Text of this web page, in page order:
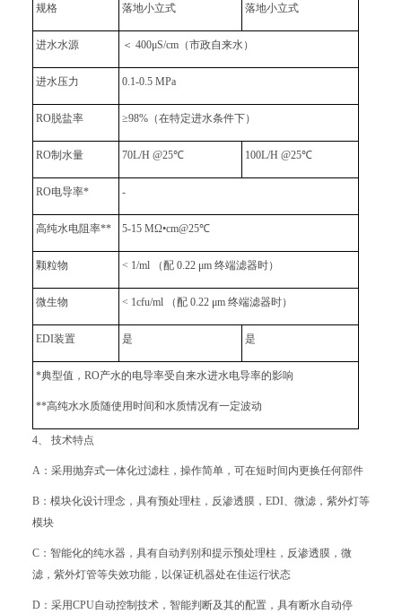
规格 落地小立式 落地小立式
进水水源 ＜ 400μS/cm（市政自来水）
进水压力 0.1-0.5 MPa
RO脱盐率 ≥98%（在特定进水条件下）
RO制水量 70L/H @25℃ 100L/H @25℃
RO电导率* -
高纯水电阻率** 5-15 MΩ•cm@25℃
颗粒物 < 1/ml （配 0.22 μm 终端滤器时）
微生物 < 1cfu/ml （配 0.22 μm 终端滤器时）
EDI装置 是 是
*典型值，RO产水的电导率受自来水进水电导率的影响
**高纯水水质随使用时间和水质情况有一定波动
4、 技术特点
A：采用抛弃式一体化过滤柱，操作简单，可在短时间内更换任何部件
B：模块化设计理念，具有预处理柱，反渗透膜，EDI、微滤，紫外灯等
模块
C：智能化的纯水器，具有自动判别和提示预处理柱，反渗透膜，微
滤，紫外灯管等失效功能，以保证机器处在佳运行状态
D：采用CPU自动控制技术，智能判断及其的配置，具有断水自动停